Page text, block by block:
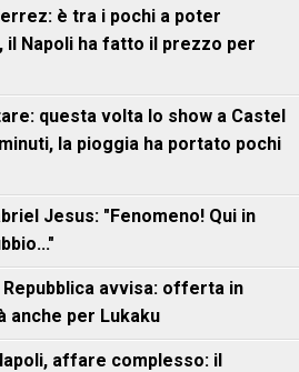
è tra i pochi a poter
Napoli ha fatto il prezzo per
questa volta lo show a Castel
la pioggia ha portato pochi
Jesus: "Fenomeno! Qui in
Repubblica avvisa: offerta in
anche per Lukaku
affare complesso: il